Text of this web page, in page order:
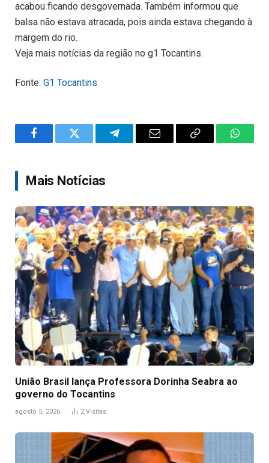
acabou ficando desgovernada. Também informou que
balsa não estava atracada, pois ainda estava chegando à
margem do rio.
Veja mais notícias da região no g1 Tocantins.
Fonte: G1 Tocantins
FacebookTwitter TelegramEmail
Copy
Mais Notícias
União Brasil lança Professora Dorinha Seabra ao
governo do Tocantins
agosto 5, 2026 2Visitas